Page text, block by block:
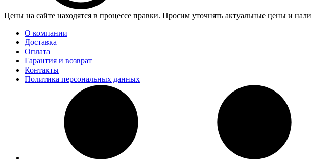
Цены на сайте находятся в процессе правки. Просим уточнять актуальные цены и
О компании
Доставка
Оплата
Гарантия и возврат
Контакты
Политика персональных данных